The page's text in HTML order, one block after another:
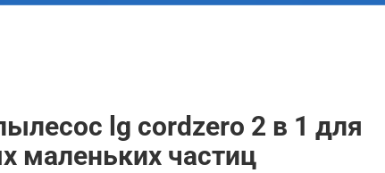
lg cordzero 2 в 1 для
маленьких частиц